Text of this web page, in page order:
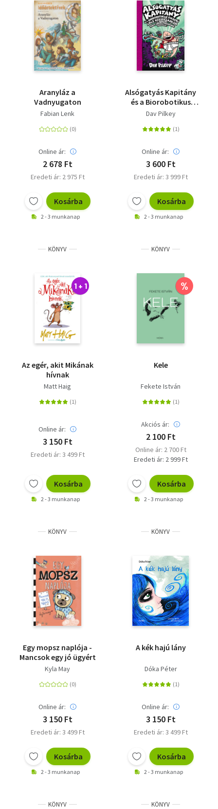
Aranyláz a
Vadnyugaton
Fabian Lenk
Online ár:
2 678 Ft
Eredeti ár: 2 975 Ft
Kosárba
2 - 3 munkanap
Alsógatyás Kapitány
és a Biorobotikus
Fikafiú ádáz
Röhejes Robot-
bosszúja
Dav Pilkey
Online ár:
3 600 Ft
Eredeti ár: 3 999 Ft
Kosárba
2 - 3 munkanap
KÖNYV
1 + 1
Az egér, akit Mikának
hívnak
Matt Haig
Online ár:
3 150 Ft
Eredeti ár: 3 499 Ft
Kosárba
2 - 3 munkanap
KÖNYV
%
Kele
Fekete István
Akciós ár:
2 100 Ft
Online ár: 2 700 Ft
Eredeti ár: 2 999 Ft
Kosárba
2 - 3 munkanap
KÖNYV
Egy mopsz naplója -
Mancsok egy jó ügyért
Kyla May
Online ár:
3 150 Ft
Eredeti ár: 3 499 Ft
Kosárba
2 - 3 munkanap
KÖNYV
A kék hajú lány
Dóka Péter
Online ár:
3 150 Ft
Eredeti ár: 3 499 Ft
Kosárba
2 - 3 munkanap
KÖNYV KÖNYV